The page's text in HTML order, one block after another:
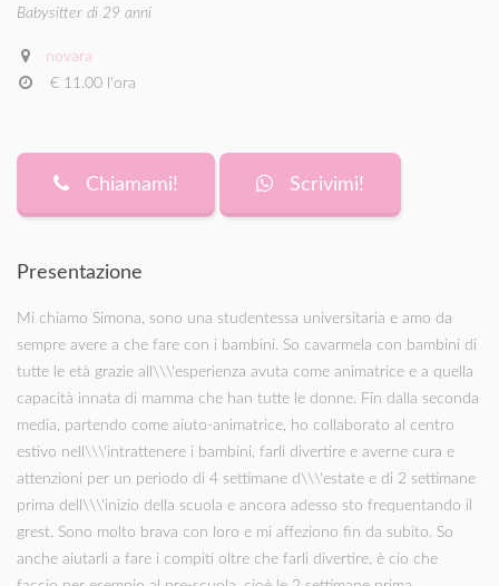
Babysitter di 29 anni
novara
€ 11.00 l'ora
Chiamami! Scrivimi!
Presentazione
Mi chiamo Simona, sono una studentessa universitaria e amo da
sempre avere a che fare con i bambini. So cavarmela con bambini di
tutte le età grazie all\\\'esperienza avuta come animatrice e a quella
capacità innata di mamma che han tutte le donne. Fin dalla seconda
media, partendo come aiuto-animatrice, ho collaborato al centro
estivo nell\\\'intrattenere i bambini, farli divertire e averne cura e
attenzioni per un periodo di 4 settimane d\\\'estate e di 2 settimane
prima dell\\\'inizio della scuola e ancora adesso sto frequentando il
grest. Sono molto brava con loro e mi affeziono fin da subito. So
anche aiutarli a fare i compiti oltre che farli divertire, è cio che